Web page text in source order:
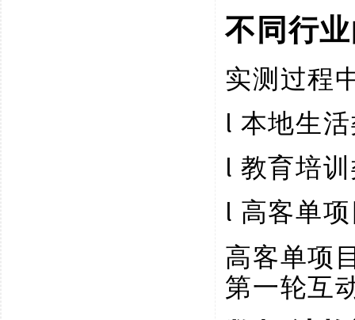
不同行
实测过程
l 本地生
l 教育培
l 高客单
高客单项
第一轮互